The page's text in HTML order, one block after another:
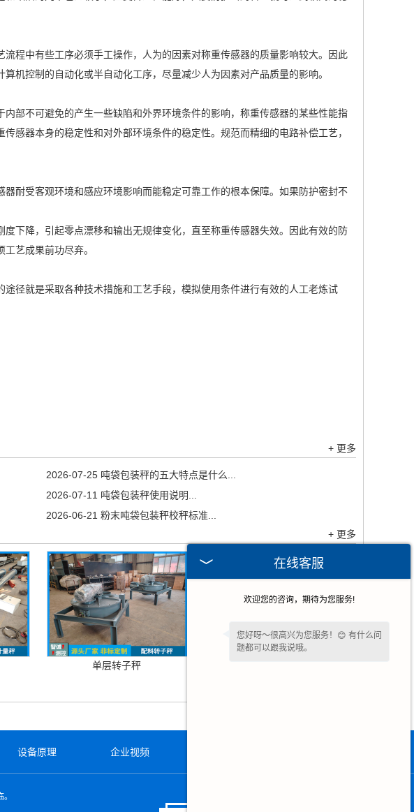
程中有些工序必须手工操作，人为的因素对称重传感器的质量影响较大。因此
机控制的自动化或半自动化工序，尽量减少人为因素对产品质量的影响。
部不可避免的产生一些缺陷和外界环境条件的影响，称重传感器的某些性能指
感器本身的稳定性和对外部环境条件的稳定性。规范而精细的电路补偿工艺，
耐受客观环境和感应环境影响而能稳定可靠工作的根本保障。如果防护密封不
下降，引起零点漂移和输出无规律变化，直至称重传感器失效。因此有效的防
艺成果前功尽弃。
径就是采取各种技术措施和工艺手段，模拟使用条件进行有效的人工老炼试
+ 更多
2026-07-25 吨袋包装秤的五大特点是什么...
2026-07-11 吨袋包装秤使用说明...
2026-06-21 粉末吨袋包装秤校秤标准...
+ 更多
单层转子秤
设备原理 企业视频
在线客服
欢迎您的咨询，期待为您服务!
您好呀～很高兴为您服务！😊 有什么问
题都可以跟我说哦。